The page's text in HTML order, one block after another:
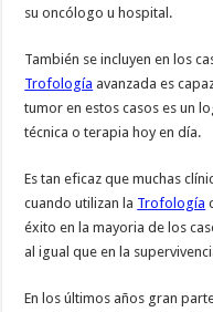
su oncólogo u hospital.
También se incluyen en los
Trofología avanzada es
tumor en estos casos es un
técnica o terapia hoy en día.
Es tan eficaz que muchas
cuando utilizan la Trofología
éxito en la mayoria de los
al igual que en la
En los últimos años gran